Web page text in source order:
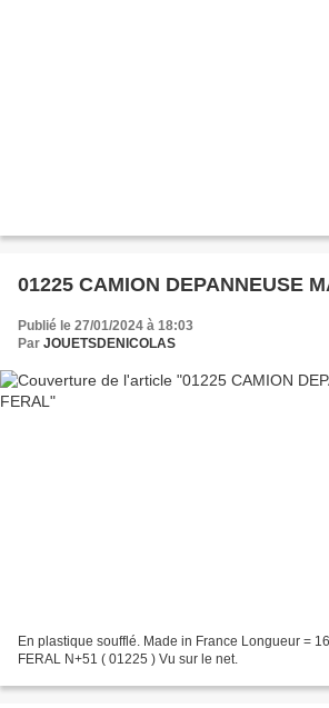
01225 CAMION DEPANNEUSE
Publié le 27/01/2024 à 18:03
Par JOUETSDENICOLAS
En plastique soufflé. Made in France Longueur =
FERAL N+51 ( 01225 ) Vu sur le net.